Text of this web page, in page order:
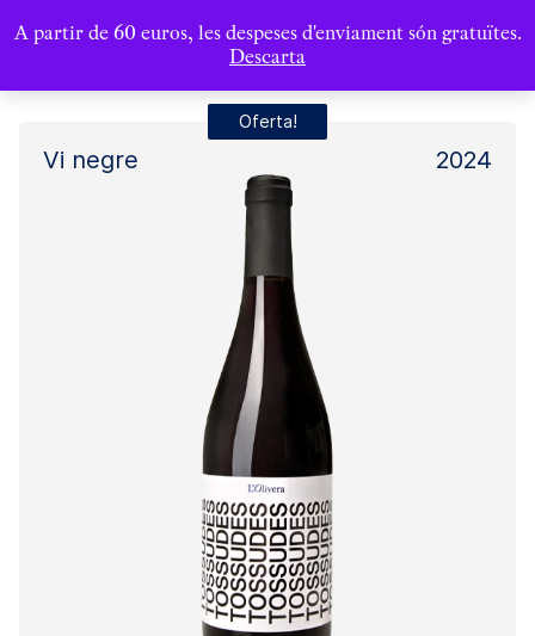
A partir de 60 euros, les despeses d'enviament són gratuïtes.
Descarta
Oferta!
Vi negre 2024